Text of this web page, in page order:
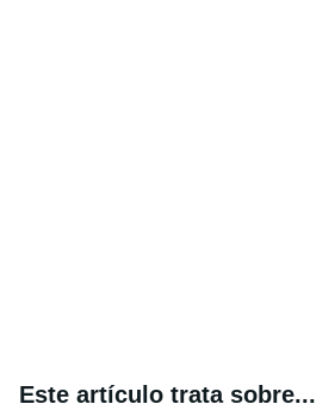
Este artículo trata sobre...